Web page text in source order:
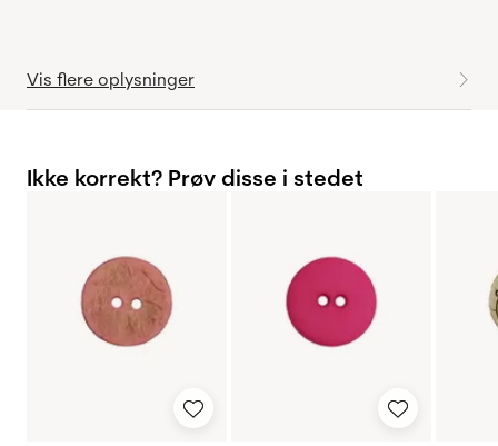
Vis flere oplysninger
Ikke korrekt? Prøv disse i stedet